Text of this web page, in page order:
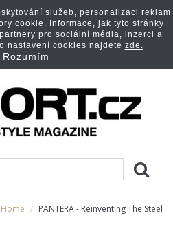
Home PANTERA - Reinventing The Steel
služeb, personalizaci reklam
cookie. Informace, jak tyto stránky
pro sociální média, inzerci a
nastavení cookies najdete zde.
Rozumím